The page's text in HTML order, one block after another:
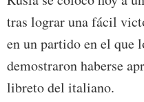
tras lograr una fácil
en un partido en el que
demostraron haberse
libreto del italiano.